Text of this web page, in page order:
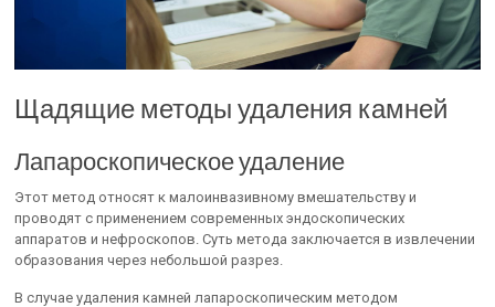
Щадящие методы удаления камней
Лапароскопическое удаление
Этот метод относят к малоинвазивному вмешательству и
проводят с применением современных эндоскопических
аппаратов и нефроскопов. Суть метода заключается в извлечении
образования через небольшой разрез.
В случае удаления камней лапароскопическим методом